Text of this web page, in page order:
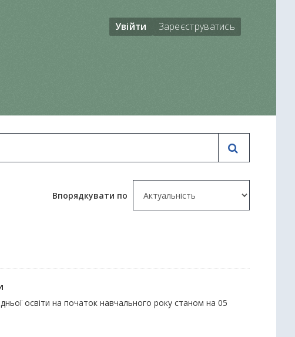
Увійти Зареєструватись
Впорядкувати по
освіти на початок навчального року станом на 05